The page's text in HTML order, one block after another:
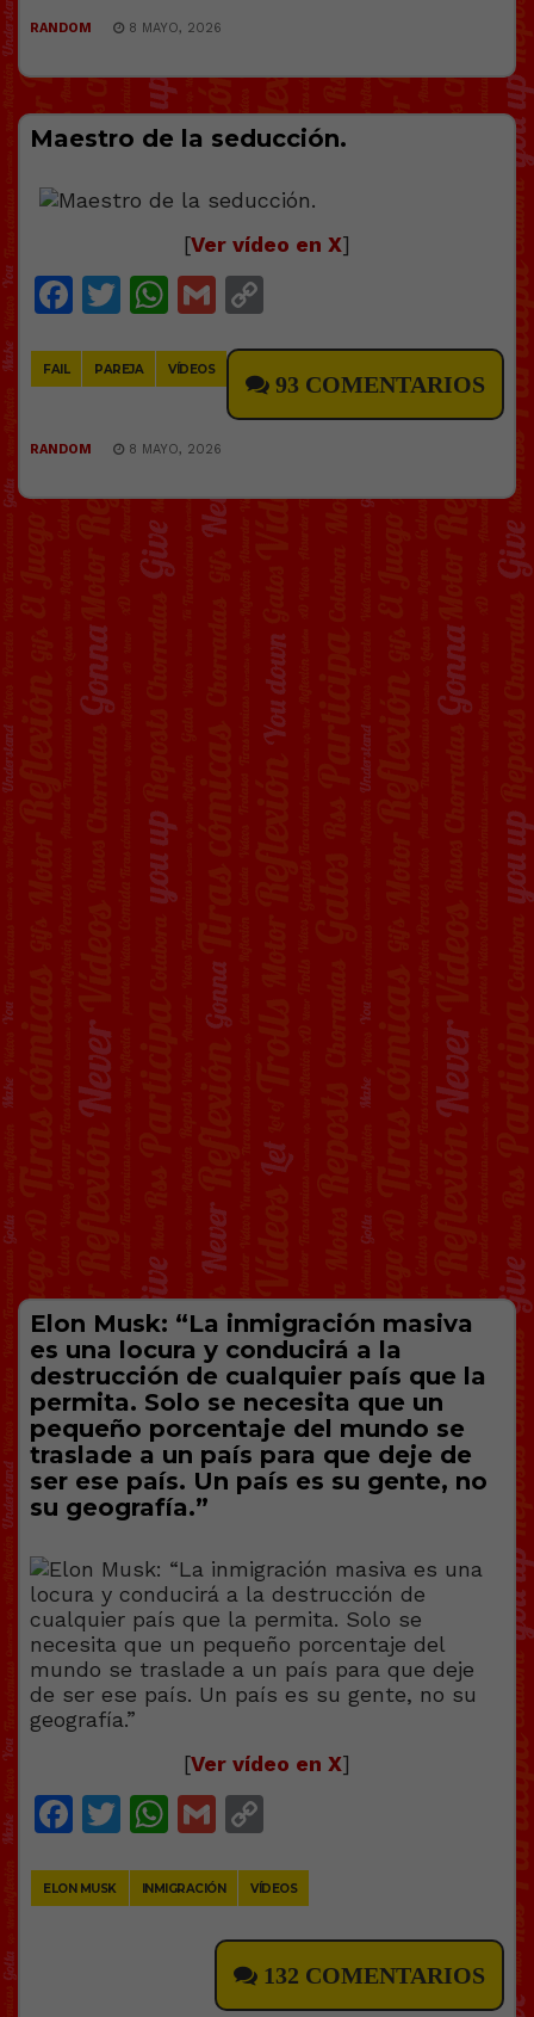
RANDOM 8 MAYO, 2026
Maestro de la seducción.
[Ver vídeo en X]
Facebook
Twitter
WhatsApp
Gmail
FAIL PAREJA VÍDEOS
93 COMENTARIOS
RANDOM 8 MAYO, 2026
Elon Musk: “La inmigración masiva
es una locura y conducirá a la
destrucción de cualquier país que la
permita. Solo se necesita que un
pequeño porcentaje del mundo se
traslade a un país para que deje de
ser ese país. Un país es su gente, no
su geografía.”
[Ver vídeo en X]
Facebook
Twitter
WhatsApp
Gmail
ELON MUSK INMIGRACIÓN VÍDEOS
132 COMENTARIOS